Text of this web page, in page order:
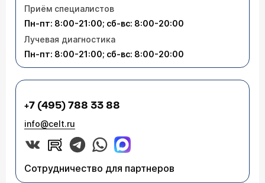
Приём специалистов
Пн-пт: 8:00-21:00; сб-вс: 8:00-20:00
Лучевая диагностика
Пн-пт: 8:00-21:00; сб-вс: 8:00-20:00
+7 (495) 788 33 88
info@celt.ru
Сотрудничество для партнеров